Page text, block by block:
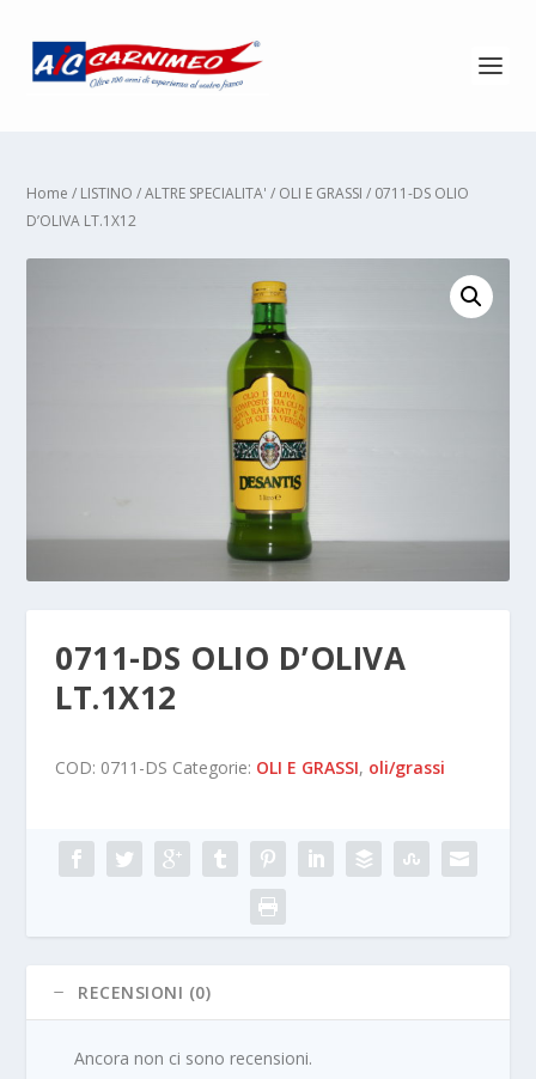
Home / LISTINO /ALTRE SPECIALITA' / OLI E GRASSI / 0711-DS OLIO
D’OLIVA LT.1X12
0711-DS OLIO D’OLIVA
LT.1X12
COD: 0711-DS Categorie: OLI E GRASSI, oli/grassi
RECENSIONI (0)
Ancora non ci sono recensioni.